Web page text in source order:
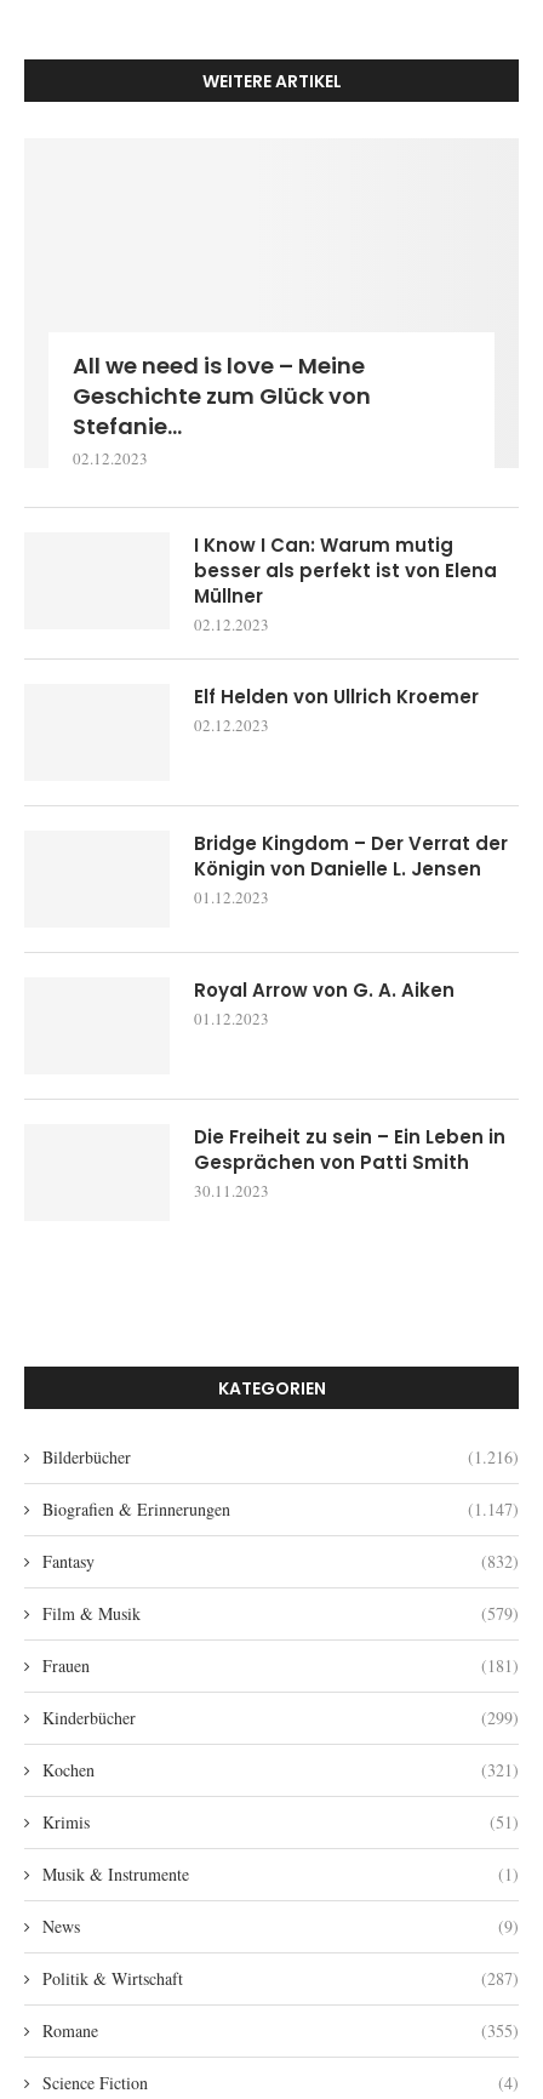
WEITERE ARTIKEL
All we need is love – Meine
Geschichte zum Glück von
Stefanie...
02.12.2023
I Know I Can: Warum mutig
besser als perfekt ist von Elena
Müllner
02.12.2023
Elf Helden von Ullrich Kroemer
02.12.2023
Bridge Kingdom – Der Verrat der
Königin von Danielle L. Jensen
01.12.2023
Royal Arrow von G. A. Aiken
01.12.2023
Die Freiheit zu sein – Ein Leben in
Gesprächen von Patti Smith
30.11.2023
KATEGORIEN
Bilderbücher (1.216)
Biografien & Erinnerungen (1.147)
Fantasy (832)
Film & Musik (579)
Frauen (181)
Kinderbücher (299)
Kochen (321)
Krimis (51)
Musik & Instrumente (1)
News (9)
Politik & Wirtschaft (287)
Romane (355)
Science Fiction (4)